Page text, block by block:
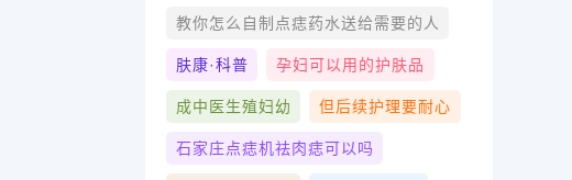
教你怎么自制点痣药水送给需要的人
肤康·科普 孕妇可以用的护肤品
成中医生殖妇幼 但后续护理要耐心
石家庄点痣机祛肉痣可以吗